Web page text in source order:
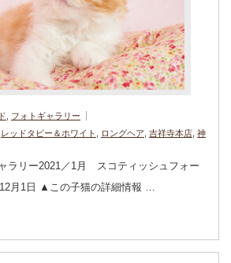
フォトギャラリー
レッドタビー＆ホワイト ロングヘア 吉祥寺本店 神
ラリー2021／1月 スコティッシュフォー
月1日 ▲この子猫の詳細情報 …